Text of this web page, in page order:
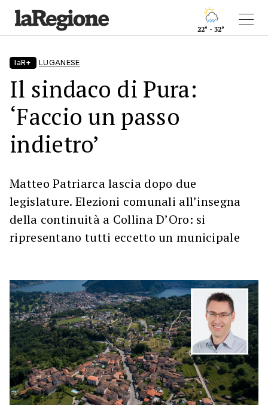
22° - 32°
laR+ LUGANESE
Il sindaco di Pura:
‘Faccio un passo
indietro’
Matteo Patriarca lascia dopo due
legislature. Elezioni comunali all’insegna
della continuità a Collina D’Oro: si
ripresentano tutti eccetto un municipale